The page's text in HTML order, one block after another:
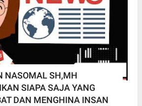
NASOMAL SH,MH
SIAPA SAJA YANG
DAN MENGHINA INSAN